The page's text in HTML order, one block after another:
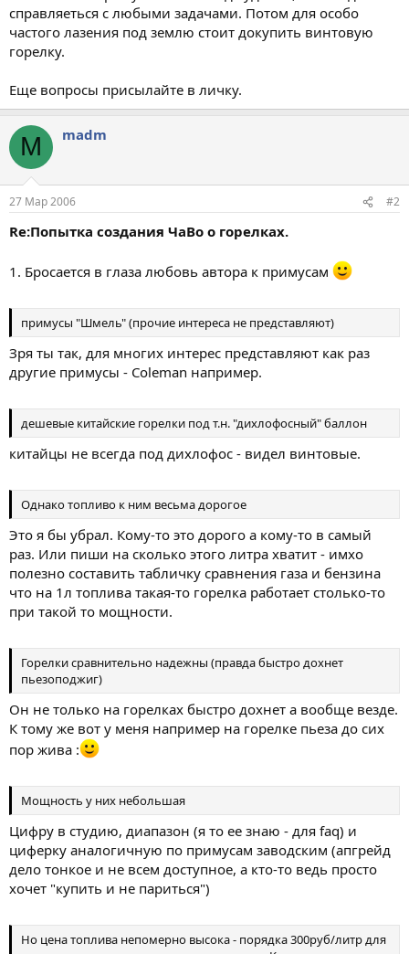
справляеться с любыми задачами. Потом для особо
частого лазения под землю стоит докупить винтовую
горелку.
Еще вопросы присылайте в личку.
M madm
27 Мар 2006 #2
Re:Попытка создания ЧаВо о горелках.
1. Бросается в глаза любовь автора к примусам
примусы "Шмель" (прочие интереса не представляют)
Зря ты так, для многих интерес представляют как раз
другие примусы - Coleman например.
дешевые китайские горелки под т.н. "дихлофосный" баллон
китайцы не всегда под дихлофос - видел винтовые.
Однако топливо к ним весьма дорогое
Это я бы убрал. Кому-то это дорого а кому-то в самый
раз. Или пиши на сколько этого литра хватит - имхо
полезно составить табличку сравнения газа и бензина
что на 1л топлива такая-то горелка работает столько-то
при такой то мощности.
Горелки сравнительно надежны (правда быстро дохнет
пьезоподжиг)
Он не только на горелках быстро дохнет а вообще везде.
К тому же вот у меня например на горелке пьеза до сих
пор жива :
Мощность у них небольшая
Цифру в студию, диапазон (я то ее знаю - для faq) и
циферку аналогичную по примусам заводским (апгрейд
дело тонкое и не всем доступное, а кто-то ведь просто
хочет "купить и не париться")
Но цена топлива непомерно высока - порядка 300руб/литр для